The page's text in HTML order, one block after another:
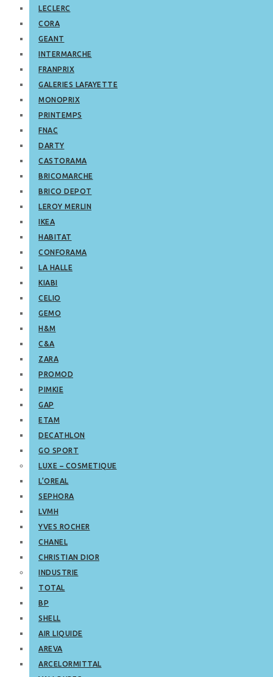
LECLERC
CORA
GEANT
INTERMARCHE
FRANPRIX
GALERIES LAFAYETTE
MONOPRIX
PRINTEMPS
FNAC
DARTY
CASTORAMA
BRICOMARCHE
BRICO DEPOT
LEROY MERLIN
IKEA
HABITAT
CONFORAMA
LA HALLE
KIABI
CELIO
GEMO
H&M
C&A
ZARA
PROMOD
PIMKIE
GAP
ETAM
DECATHLON
GO SPORT
LUXE – COSMETIQUE
L’OREAL
SEPHORA
LVMH
YVES ROCHER
CHANEL
CHRISTIAN DIOR
INDUSTRIE
TOTAL
BP
SHELL
AIR LIQUIDE
AREVA
ARCELORMITTAL